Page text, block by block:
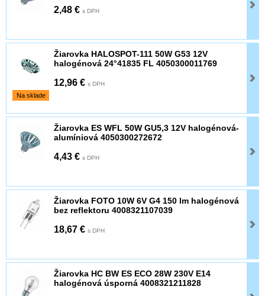
2,48 € s DPH
Na sklade
Žiarovka HALOSPOT-111 50W G53 12V
halogénová 24°41835 FL 4050300011769
12,96 € s DPH
Žiarovka ES WFL 50W GU5,3 12V halogénová-
alumíniová 4050300272672
4,43 € s DPH
Žiarovka FOTO 10W 6V G4 150 lm halogénová
bez reflektoru 4008321107039
18,67 € s DPH
Žiarovka HC BW ES ECO 28W 230V E14
halogénová úsporná 4008321211828